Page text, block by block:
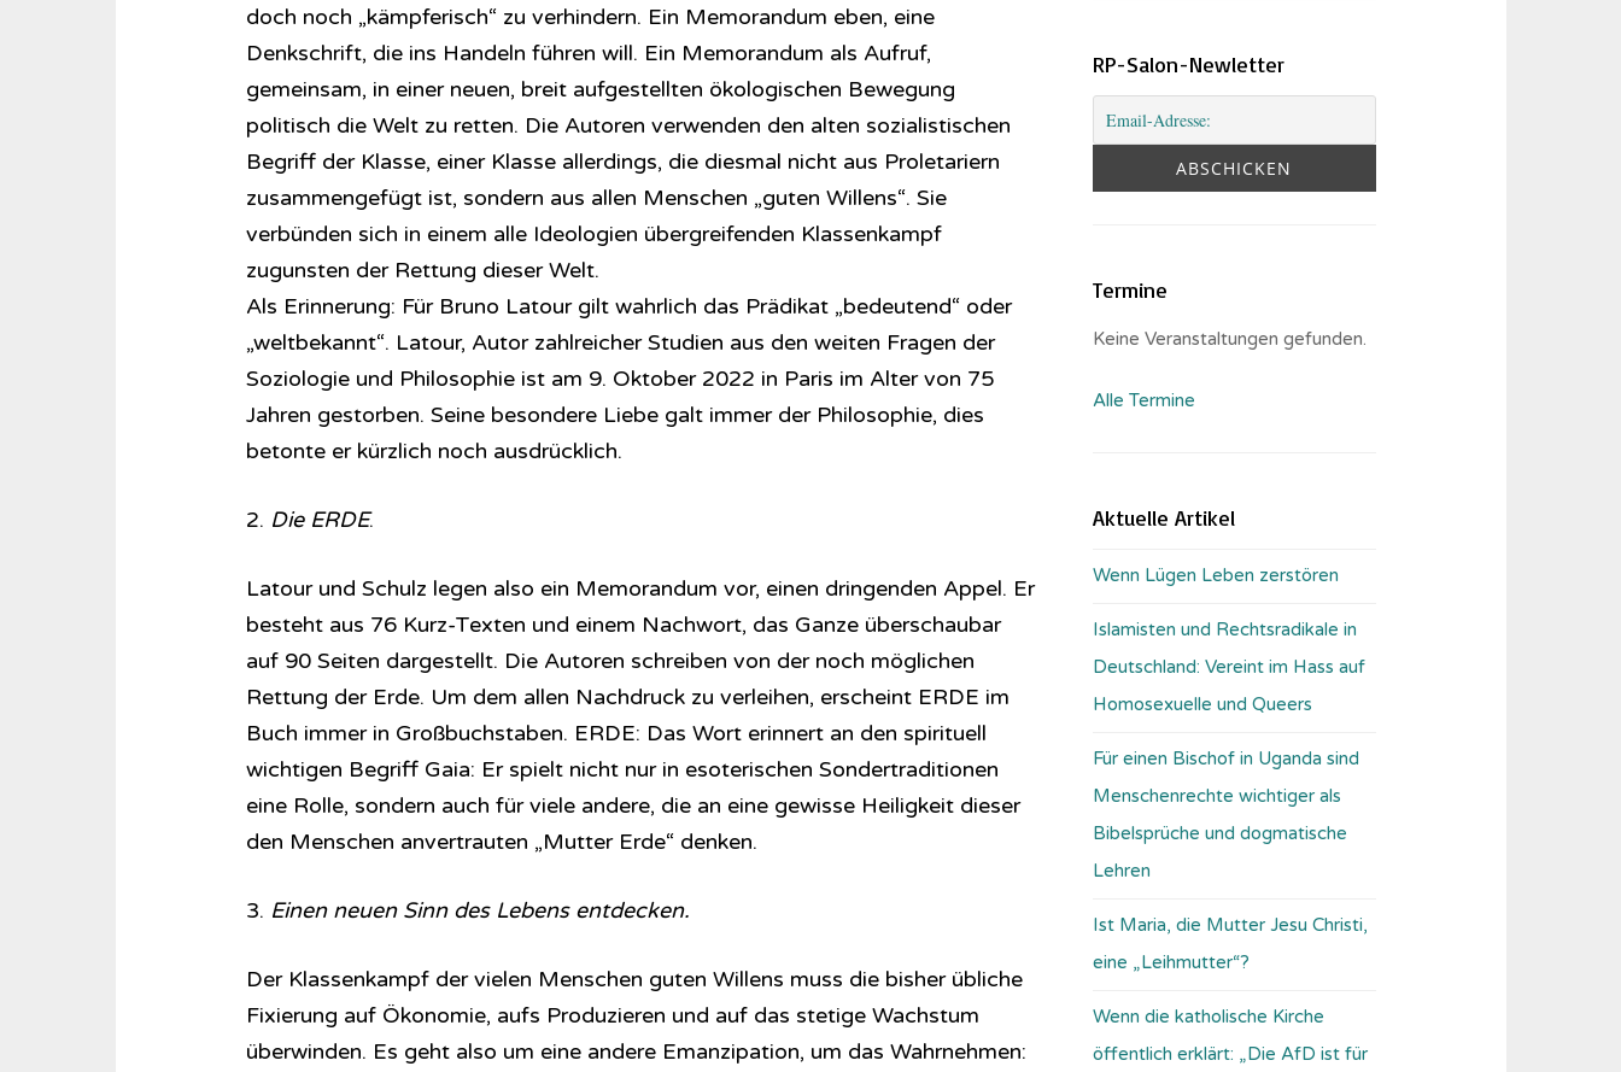
doch noch „kämpferisch“ zu verhindern. Ein Memorandum eben, eine
Denkschrift, die ins Handeln führen will. Ein Memorandum als Aufruf,
gemeinsam, in einer neuen, breit aufgestellten ökologischen Bewegung
politisch die Welt zu retten. Die Autoren verwenden den alten sozialistischen
Begriff der Klasse, einer Klasse allerdings, die diesmal nicht aus Proletariern
zusammengefügt ist, sondern aus allen Menschen „guten Willens“. Sie
verbünden sich in einem alle Ideologien übergreifenden Klassenkampf
zugunsten der Rettung dieser Welt.
Als Erinnerung: Für Bruno Latour gilt wahrlich das Prädikat „bedeutend“ oder
„weltbekannt“. Latour, Autor zahlreicher Studien aus den weiten Fragen der
Soziologie und Philosophie ist am 9. Oktober 2022 in Paris im Alter von 75
Jahren gestorben. Seine besondere Liebe galt immer der Philosophie, dies
betonte er kürzlich noch ausdrücklich.
2. Die ERDE.
Latour und Schulz legen also ein Memorandum vor, einen dringenden Appel. Er
besteht aus 76 Kurz-Texten und einem Nachwort, das Ganze überschaubar
auf 90 Seiten dargestellt. Die Autoren schreiben von der noch möglichen
Rettung der Erde. Um dem allen Nachdruck zu verleihen, erscheint ERDE im
Buch immer in Großbuchstaben. ERDE: Das Wort erinnert an den spirituell
wichtigen Begriff Gaia: Er spielt nicht nur in esoterischen Sondertraditionen
eine Rolle, sondern auch für viele andere, die an eine gewisse Heiligkeit dieser
den Menschen anvertrauten „Mutter Erde“ denken.
3. Einen neuen Sinn des Lebens entdecken.
Der Klassenkampf der vielen Menschen guten Willens muss die bisher übliche
Fixierung auf Ökonomie, aufs Produzieren und auf das stetige Wachstum
überwinden. Es geht also um eine andere Emanzipation, um das Wahrnehmen:
RP-Salon-Newletter
Termine
Keine Veranstaltungen gefunden.
Alle Termine
Aktuelle Artikel
Wenn Lügen Leben zerstören
Islamisten und Rechtsradikale in
Deutschland: Vereint im Hass auf
Homosexuelle und Queers
Für einen Bischof in Uganda sind
Menschenrechte wichtiger als
Bibelsprüche und dogmatische
Lehren
Ist Maria, die Mutter Jesu Christi,
eine „Leihmutter“?
Wenn die katholische Kirche
öffentlich erklärt: „Die AfD ist für